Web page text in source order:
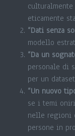
eticamente
“Dati senza
modello
“Da un
personale di
per un
“Un nuovo
se i temi
nelle regioni
persone in